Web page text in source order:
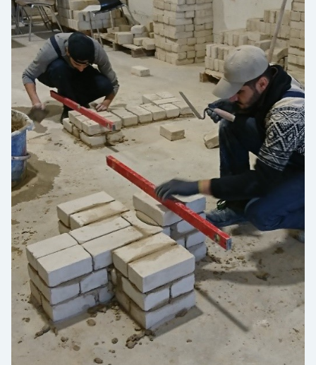
Über uns
Service
Aktuelles
Kurse
Projekte
Berufe
Kontakt
UNTERNEHMEN